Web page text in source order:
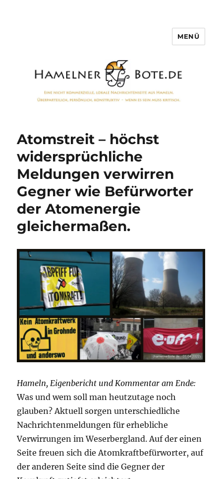
MENÜ
Atomstreit – höchst
widersprüchliche
Meldungen verwirren
Gegner wie Befürworter
der Atomenergie
gleichermaßen.
Hameln, Eigenbericht und Kommentar am Ende:
Was und wem soll man heutzutage noch
glauben? Aktuell sorgen unterschiedliche
Nachrichtenmeldungen für erhebliche
Verwirrungen im Weserbergland. Auf der einen
Seite freuen sich die Atomkraftbefürworter, auf
der anderen Seite sind die Gegner der